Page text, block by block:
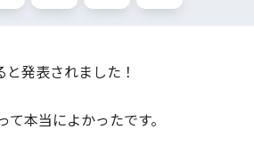
発表されました！
本当によかったです。